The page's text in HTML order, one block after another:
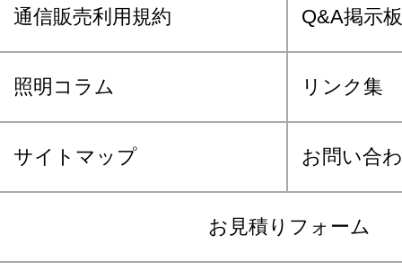
通信販売利用規約 Q&A掲示板
照明コラム リンク集
サイトマップ お問い合
お見積りフォーム